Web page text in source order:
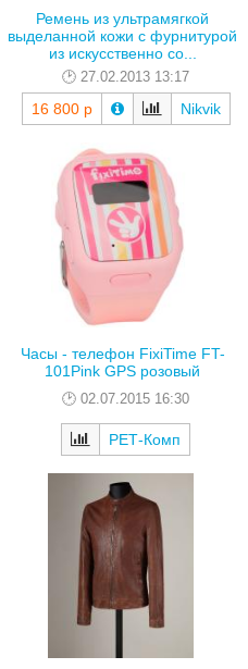
Ремень из ультрамягкой
выделанной кожи с фурнитурой
из искусственно со...
27.02.2013 13:17
16 800 р Nikvik
Часы - телефон FixiTime FT-
101Pink GPS розовый
02.07.2015 16:30
РЕТ-Комп